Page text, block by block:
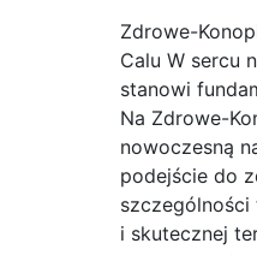
Zdrowe-
Calu W sercu
stanowi
Na Zdrowe-
nowoczesną
podejście do
szczególności
i skutecznej